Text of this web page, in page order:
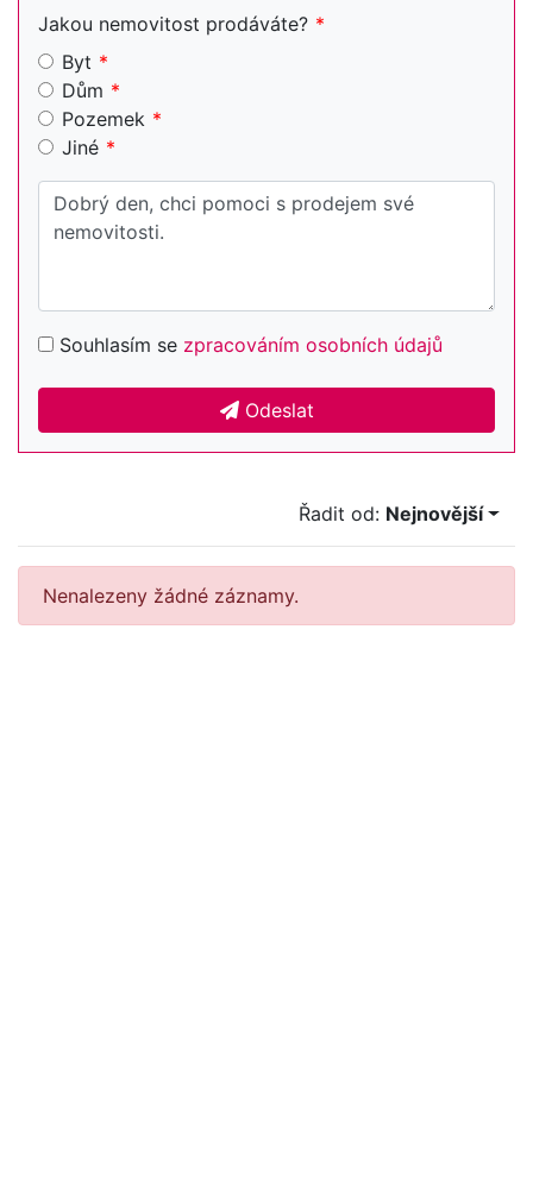
Jakou nemovitost prodáváte?
Byt
Dům
Pozemek
Jiné
Souhlasím se zpracováním osobních údajů
Odeslat
Řadit od: Nejnovější
Nenalezeny žádné záznamy.